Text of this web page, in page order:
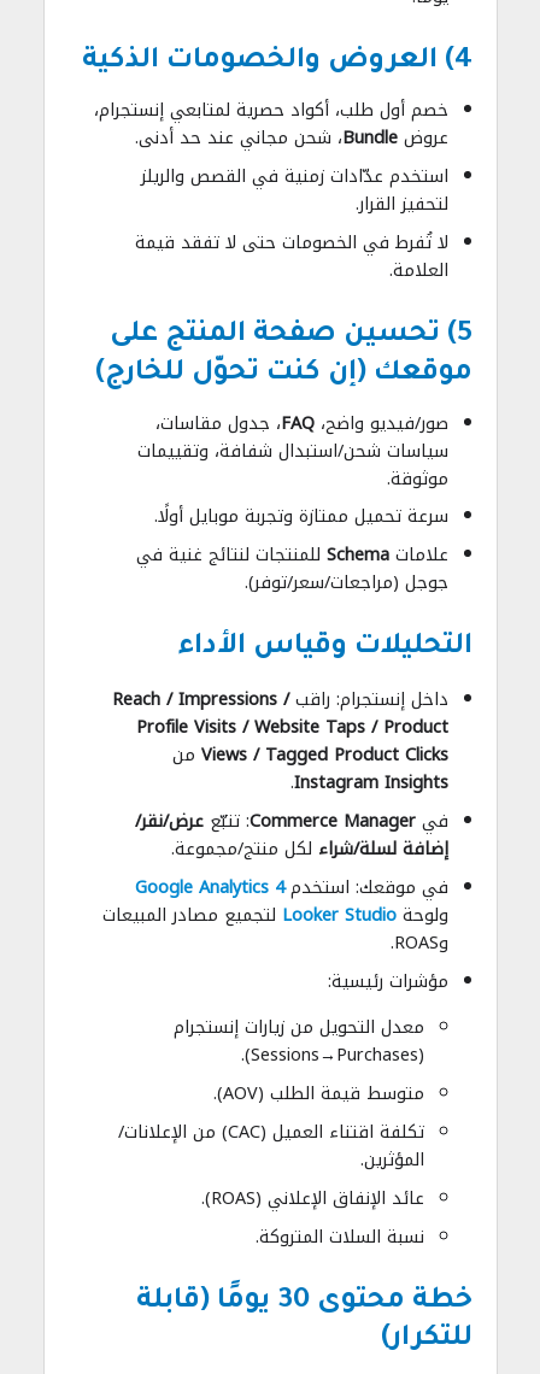
4) العروض والخصومات الذكية
خصم أول طلب، أكواد حصرية لمتابعي إنستجرام،
عروضBundle، شحن مجاني عند حد أدنى.
استخدم عدّادات زمنية في القصص والريلز
لتحفيز القرار.
لا تُفرط في الخصومات حتى لا تفقد قيمة
العلامة.
5) تحسين صفحة المنتج على
موقعك (إن كنت تحوّل للخارج)
صور/فيديو واضح،FAQ، جدول مقاسات،
سياسات شحن/استبدال شفافة، وتقييمات
موثوقة.
سرعة تحميل ممتازة وتجربة موبايل أولًا.
علاماتSchema للمنتجات لنتائج غنية في
جوجل (مراجعات/سعر/توفر).
التحليلات وقياس الأداء
داخل إنستجرام: راقبReach / Impressions /
Profile Visits / Website Taps / Product
Views / Tagged Product Clicks من
Instagram Insights
.
فيCommerce Manager: تتبّععرض/نقر/
إضافة لسلة/شراء لكل منتج/مجموعة.
في موقعك: استخدمGoogle Analytics 4
ولوحةLooker Studio لتجميع مصادر المبيعات
وROAS.
مؤشرات رئيسية:
معدل التحويل من زيارات إنستجرام
(Sessions→Purchases).
متوسط قيمة الطلب (AOV).
تكلفة اقتناء العميل (CAC) من الإعلانات/
المؤثرين.
عائد الإنفاق الإعلاني (ROAS).
نسبة السلات المتروكة.
خطة محتوى 30 يومًا (قابلة
للتكرار)